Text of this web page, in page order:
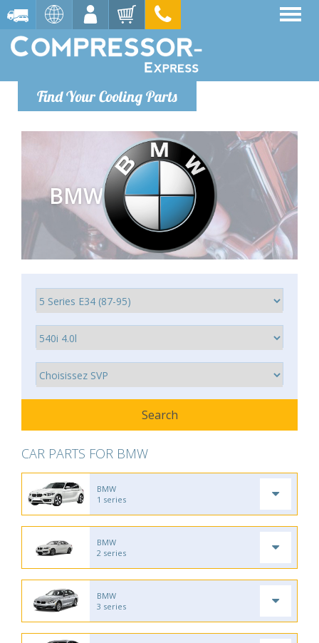
Find Your Cooling Parts
BMW
CAR PARTS FOR BMW
BMW
1 series
BMW
2 series
BMW
3 series